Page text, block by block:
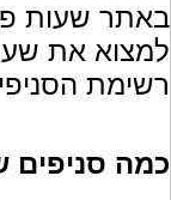
באתר שעות
למצוא את
רשימת
כמה סניפים